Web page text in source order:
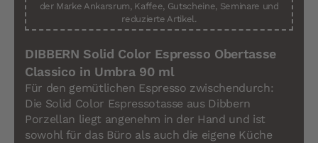
der Marke Ankarsrum, Kaffee, Gutscheine, Seminare und
reduzierte Artikel.
DIBBERN Solid Color Espresso Obertasse
Classico in Umbra 90 ml
Für den gemütlichen Espresso zwischendurch:
Die Solid Color Espressotasse aus Dibbern
Porzellan liegt angenehm in der Hand und ist
sowohl für das Büro als auch die eigene Küche